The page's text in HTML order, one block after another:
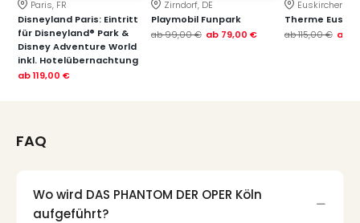
Paris, FR
Disneyland Paris: Eintritt
für Disneyland® Park &
Disney Adventure World
inkl. Hotelübernachtung
ab119,00 €
Zirndorf, DE
Playmobil Funpark
ab99,00 € ab 79,00 €
Euskirchen, DE
Therme
ab115,00 € ab
FAQ
Wo wird DAS PHANTOM DER OPER Köln
aufgeführt?